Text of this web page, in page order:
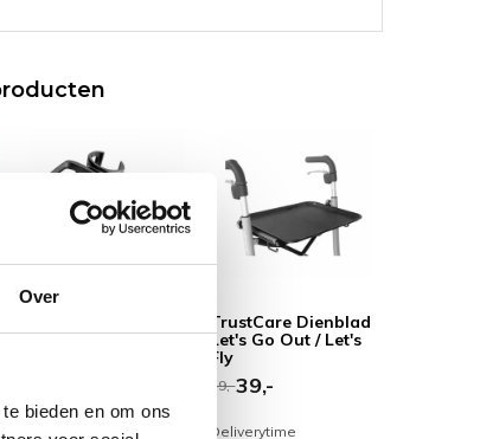
Over
bieden en om ons
Stokhouder voor
TrustCare Dienblad
Let's Go Out / Let's
Fly
49,-39,-
Deliverytime